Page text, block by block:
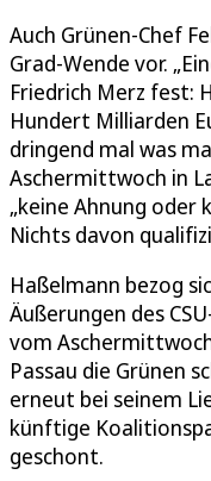
Auch Grünen-Chef
Grad-Wende vor.
Friedrich Merz fest:
Hundert Milliarden
dringend mal was
Aschermittwoch in
„keine Ahnung oder
Nichts davon
Haßelmann bezog
Äußerungen des
vom
Passau die Grünen
erneut bei seinem
künftige
geschont.